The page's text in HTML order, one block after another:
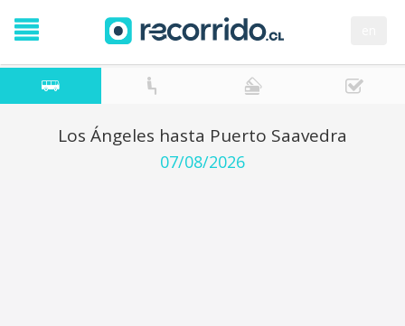
Los Ángeles hasta Puerto Saavedra
07/08/2026